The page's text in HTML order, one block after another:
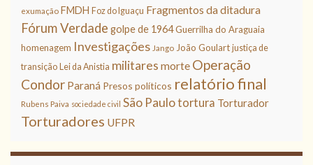
exumação FMDH Foz do Iguaçu Fragmentos da ditadura
Fórum Verdade golpe de 1964Guerrilha do Araguaia
homenagem Investigações Jango João Goulart justiça de
transição
Lei da Anistia militares morte Operação
Condor Paraná Presos políticos relatório final
Rubens Paiva sociedade civil São Paulotortura Torturador
Torturadores UFPR